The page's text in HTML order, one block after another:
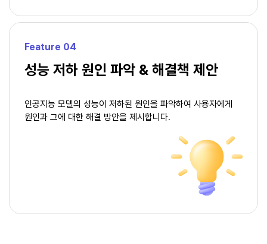
Feature 04
성능 저하 원인 파악 & 해결책 제안
인공지능 모델의 성능이 저하된 원인을 파악하여 사용자에게
원인과 그에 대한 해결 방안을 제시합니다.